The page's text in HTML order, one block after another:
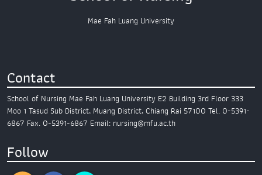
Mae Fah Luang University
Contact
School of Nursing Mae Fah Luang University E2 Building 3rd Floor 333
Moo 1 Tasud Sub District, Muang District, Chiang Rai 57100 Tel. 0-5391-
6867 Fax. 0-5391-6867 Email: nursing@mfu.ac.th
Follow